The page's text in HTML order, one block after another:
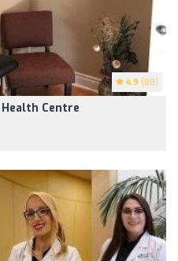
4.9 (88)
Centre